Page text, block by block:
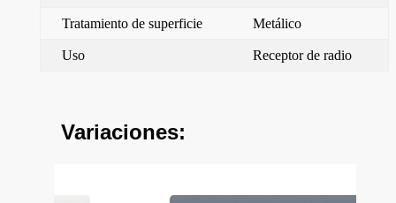
Tratamiento de superficie Metálico
Uso Receptor de radio
Variaciones: